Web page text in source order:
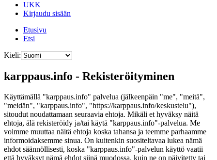
UKK
Kirjaudu sisään
Etusivu
Etsi
Kieli:
karppaus.info - Rekisteröityminen
Käyttämällä "karppaus.info" palvelua (jälkeenpäin "me", "meitä",
"meidän", "karppaus.info", "https://karppaus.info/keskustelu"),
sitoudut noudattamaan seuraavia ehtoja. Mikäli et hyväksy näitä
ehtoja, älä rekisteröidy ja/tai käytä "karppaus.info"-palvelua. Me
voimme muuttaa näitä ehtoja koska tahansa ja teemme parhaamme
informoidaksemme sinua. On kuitenkin suositeltavaa lukea nämä
ehdot säännöllisesti, koska "karppaus.info"-palvelun käyttö vaatii
että hyväksyt nämä ehdot siinä muodossa, kuin ne on päivitetty tai